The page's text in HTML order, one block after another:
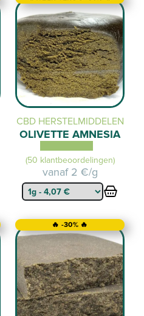
CBD HERSTELMIDDELEN
OLIVETTE AMNESIA
(50 klantbeoordelingen)
vanaf 2 €/g
🔥 -30% 🔥